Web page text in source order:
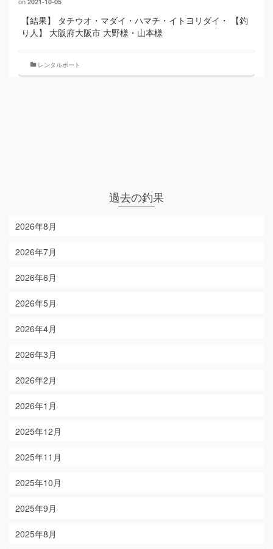
【結果】 タチウオ・マダイ・ハマチ・イトヨリダイ・ 【釣
り人】 大阪府大阪市 大野様・山本様
レンタルボート
過去の釣果
2026年8月
2026年7月
2026年6月
2026年5月
2026年4月
2026年3月
2026年2月
2026年1月
2025年12月
2025年11月
2025年10月
2025年9月
2025年8月